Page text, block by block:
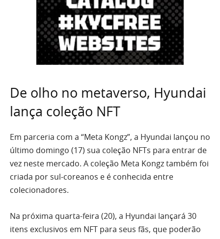
De olho no metaverso, Hyundai
lança coleção NFT
Em parceria com a “Meta Kongz”, a Hyundai lançou no
último domingo (17) sua coleção NFTs para entrar de
vez neste mercado. A coleção Meta Kongz também foi
criada por sul-coreanos e é conhecida entre
colecionadores.
Na próxima quarta-feira (20), a Hyundai lançará 30
itens exclusivos em NFT para seus fãs, que poderão